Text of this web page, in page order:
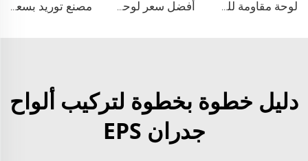
لوحة مقاومة للحريق والعزل الصوتي لوحة جدار رغوية مركبة من الرغوة لجدار الإمارات العربية المتحدة/المملكة العربية السعودية/قطر أفضل سعر لوحة بناء رغوية خارجية 50 مم لوحة ساندويتش EPS عالية الجودة مقاومة للحريق ذات لون مميز مصنع توريد بسعر جذاب لوحة جدارية مركبة eps مقاومة للحريق لوحة رغوة البوليسترين eps سميكة 100 مم
دليل خطوة بخطوة لتركيب ألواح
جدران EPS